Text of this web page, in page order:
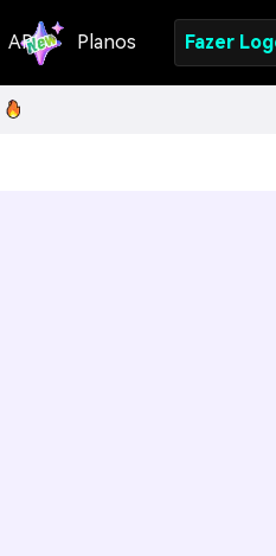
API Planos Fazer